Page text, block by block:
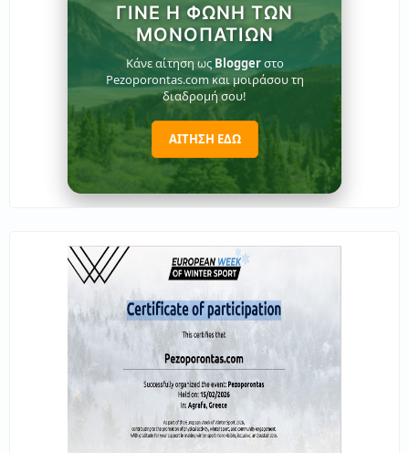
ΓΊΝΕ Η ΦΩΝΉ ΤΩΝ
ΜΟΝΟΠΑΤΙΏΝ
Κάνε αίτηση ως Bloggerστο
Pezoporontas.com και μοιράσου τη
διαδρομή σου!
ΑΙΤΗΣΗ ΕΔΩ